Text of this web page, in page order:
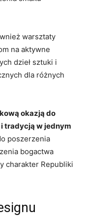
warsztaty
na aktywne
dzieł ‍sztuki ​i
‌dla​ różnych
okazją do
tradycją w jednym
⁤poszerzenia
bogactwa⁣
⁣charakter Republiki